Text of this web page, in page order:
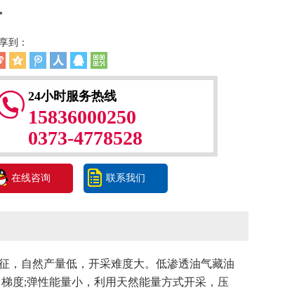
到：
24小时服务热线
15836000250
0373-4778528
在线咨询 联系我们
自然产量低，开采难度大。低渗透油气藏油
度;弹性能量小，利用天然能量方式开采，压